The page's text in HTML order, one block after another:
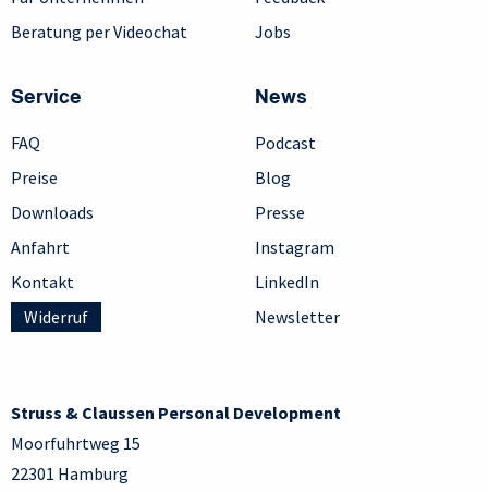
Beratung per Videochat
Jobs
Service
FAQ
Preise
Downloads
Anfahrt
Kontakt
Widerruf
News
Podcast
Blog
Presse
Instagram
LinkedIn
Newsletter
Struss & Claussen Personal Development
Moorfuhrtweg 15
22301 Hamburg